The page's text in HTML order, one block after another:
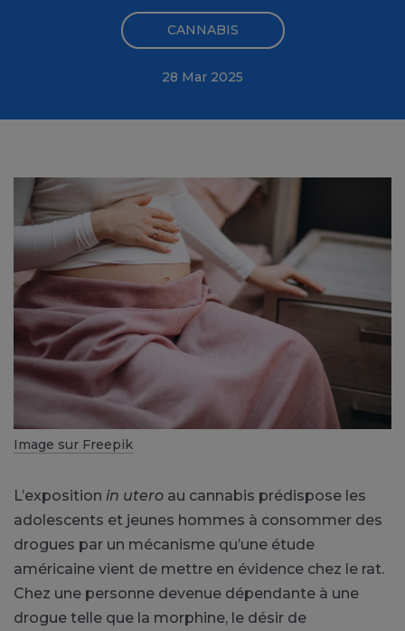
CANNABIS
28 Mar 2025
Image sur Freepik
L’exposition in utero au cannabis prédispose les
adolescents et jeunes hommes à consommer des
drogues par un mécanisme qu’une étude
américaine vient de mettre en évidence chez le rat.
Chez une personne devenue dépendante à une
drogue telle que la morphine, le désir de